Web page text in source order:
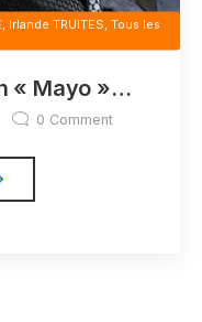
Irlande TRUITES Tous les
« Mayo »…
0 Comment